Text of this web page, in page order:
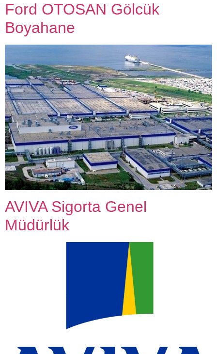
Ford OTOSAN Gölcük
Boyahane
AVIVA Sigorta Genel
Müdürlük